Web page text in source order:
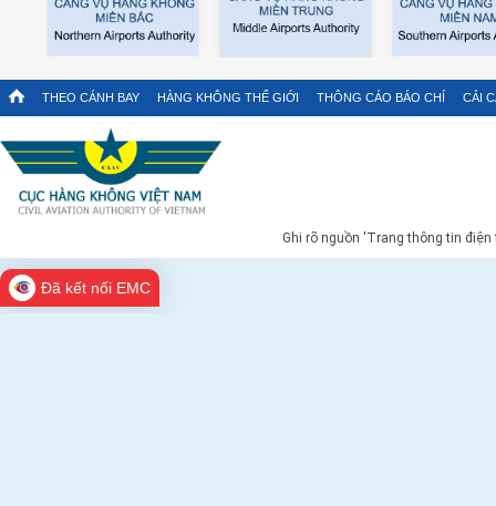
THEO CÁNH BAY HÀNG KHÔNG THẾ GIỚI THÔNG CÁO BÁO CHÍ CẢI
Ghi rõ nguồn 'Trang thông tin
Đã kết nối EMC